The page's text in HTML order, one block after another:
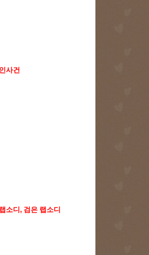
사건
소디, 검은 랩소디